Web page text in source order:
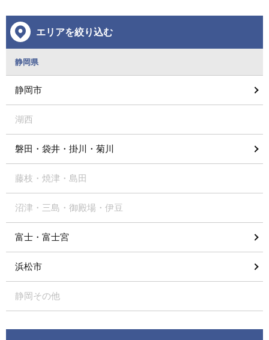
エリアを絞り込む
静岡県
静岡市
湖西
磐田・袋井・掛川・菊川
藤枝・焼津・島田
沼津・三島・御殿場・伊豆
富士・富士宮
浜松市
静岡その他